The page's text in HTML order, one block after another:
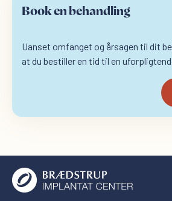
Book en behandling
Uanset omfanget og årsagen til dit
at du bestiller en tid til en